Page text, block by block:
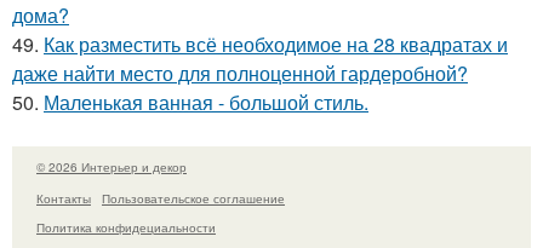
дома?
49. Как разместить всё необходимое на 28 квадратах и
даже найти место для полноценной гардеробной?
50. Маленькая ванная - большой стиль.
© 2026 Интерьер и декор
Контакты
Пользовательское соглашение
Политика конфидециальности